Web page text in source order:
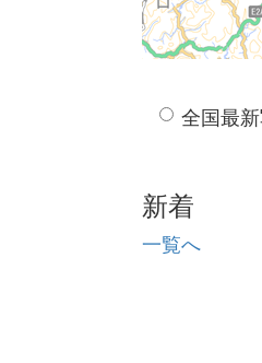
全国最
新着
一覧へ